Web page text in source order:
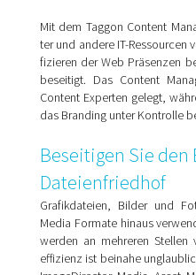
Mit dem Taggon Content
ter und andere IT-
fizieren der Web Präsenzen
beseitigt. Das Content
Content Experten gelegt,
das Branding unter Kontrolle
Beseitigen Sie den
Dateienfriedhof
Grafikdateien, Bilder und
Media Formate hinaus
werden an mehreren
effizienz ist beinahe